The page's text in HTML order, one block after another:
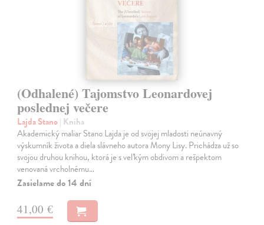
(Odhalené) Tajomstvo Leonardovej
poslednej večere
Lajda Stano| Kniha
Akademický maliar Stano Lajda je od svojej mladosti neúnavný
výskumník života a diela slávneho autora Mony Lisy. Prichádza už so
svojou druhou knihou, ktorá je s veľkým obdivom a rešpektom
venovaná vrcholnému…
Zasielame do 14 dní
41,00 €